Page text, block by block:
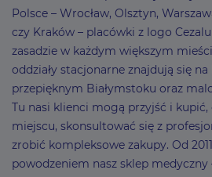
Polsce – Wrocław, Olsztyn,
czy Kraków – placówki z logo
zasadzie w każdym większym
oddziały stacjonarne znajdują się
przepięknym Białymstoku oraz
Tu nasi klienci mogą przyjść i
miejscu, skonsultować się z
zrobić kompleksowe zakupy. Od
powodzeniem nasz sklep medyczny